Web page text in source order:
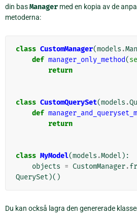
din basManager med en kopia av de
metoderna:
class CustomManager(models .
def manager_only_method(
return
class CustomQuerySet(models .
def
return
class MyModel(models .Model ):
objects = CustomManager.
QuerySet )()
Du kan också lagra den genererade